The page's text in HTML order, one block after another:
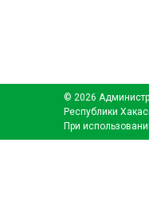
© 2026
Республики
При